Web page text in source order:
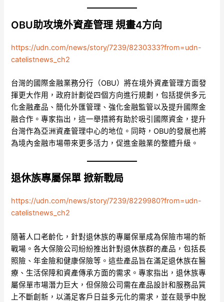
OBU助攻境外資產管理 規畫4方向
https://udn.com/news/story/7239/8230333?from=udn-
catelistnews_ch2
台灣的國際金融業務分行（OBU）將在境外資產管理方面發
揮更大作用，政府計劃從四個方向進行規劃，包括提供多元
化金融產品、簡化外匯管理、強化金融監管以及提升國際金
融合作。專家指出，這一舉措將有助於吸引國際資金，提升
台灣作為亞洲資產管理中心的地位。同時，OBU的發展也將
為境內金融市場帶來更多活力，促進金融業的整體升級。
退休族專屬保單 掀新戰局
https://udn.com/news/story/7239/8229980?from=udn-
catelistnews_ch2
隨著人口老齡化，針對退休族的專屬保單成為保險市場的新
戰場。各大保險公司紛紛推出針對退休族群的產品，包括長
照險、年金險和健康保險等。這些產品旨在滿足退休族在醫
療、生活保障和資產傳承方面的需求。專家指出，退休族專
屬保單市場潛力巨大，但保險公司需在產品設計和服務品質
上不斷創新，以滿足客戶日益多元化的需求，並在競爭中脫